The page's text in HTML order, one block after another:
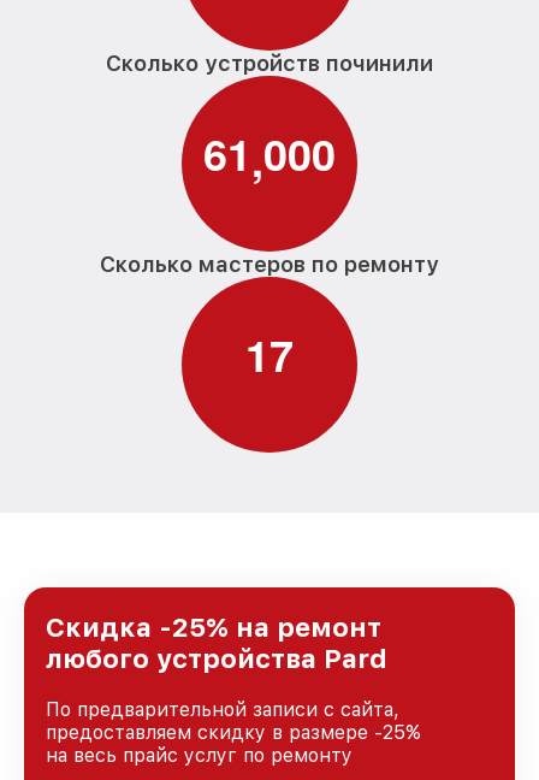
Сколько устройств починили
61,000
Сколько мастеров по ремонту
17
Скидка -25% на ремонт
любого устройства Pard
По предварительной записи с сайта,
предоставляем скидку в размере -25%
на весь прайс услуг по ремонту